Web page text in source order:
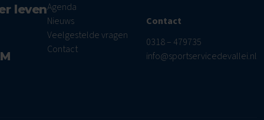
levenAgenda
Nieuws
Veelgestelde vragen
Contact
Contact
0318 – 479735
info@sportservicedevallei.nl